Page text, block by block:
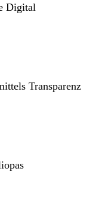
Digital
Transparenz